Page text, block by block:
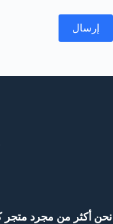
إرسال
نحن أكثر من مجرد متجر